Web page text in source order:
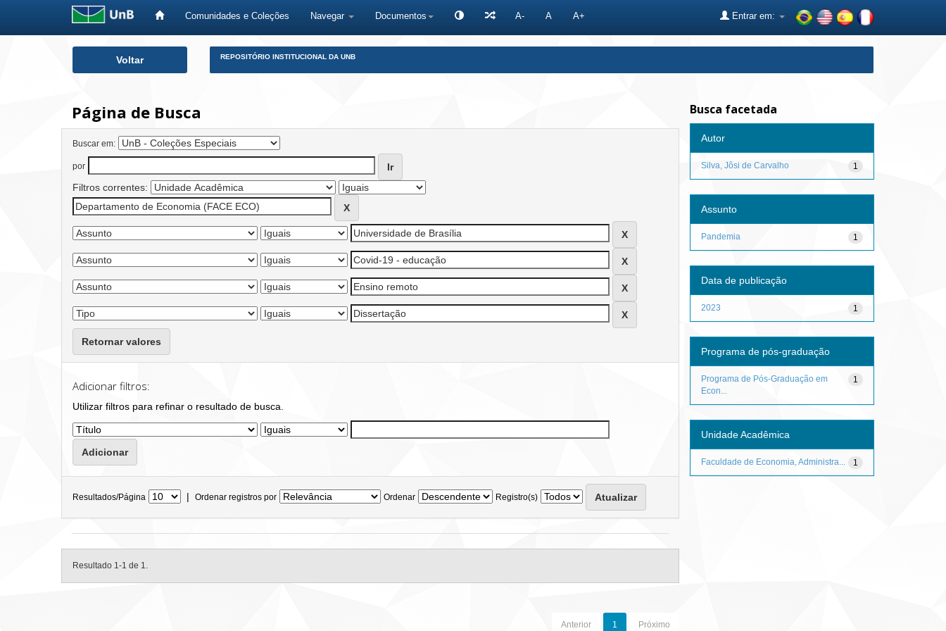
Comunidades e Coleções Navegar Documentos A- A A+ Entrar em:
Voltar REPOSITÓRIO INSTITUCIONAL DA UNB
Página de Busca
Buscar em:
por
Filtros correntes:
Retornar valores
Adicionar filtros:
Utilizar filtros para refinar o resultado de busca.
Resultados/Página | Ordenar registros por Ordenar Registro(s)
Resultado 1-1 de 1.
Anterior 1 Próximo
Busca facetada
Autor
1
Silva, Jôsi de Carvalho
Assunto
1
Pandemia
Data de publicação
1
2023
Programa de pós-graduação
1
Programa de Pós-Graduação em
Econ...
Unidade Acadêmica
1
Faculdade de Economia, Administra...